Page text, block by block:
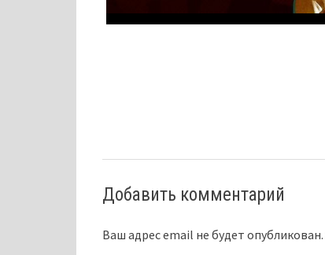
Добавить комментарий
Ваш адрес email не будет опубликован.